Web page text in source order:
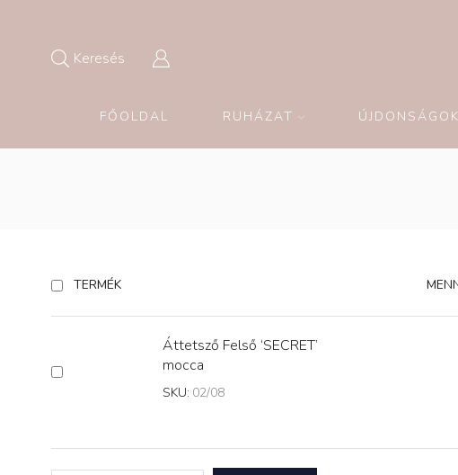
Keresés
FŐOLDAL RUHÁZAT ÚJDONSÁGOK
TERMÉK
Áttetsző Felső ‘SECRET’
mocca
SKU: 02/08